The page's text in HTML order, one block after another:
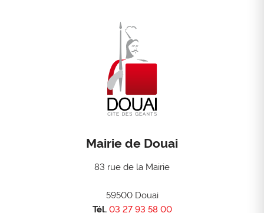
Mairie de Douai
83 rue de la Mairie
59500 Douai
Tél. 03 27 93 58 00